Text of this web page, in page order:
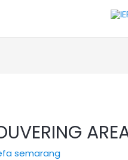
semarang